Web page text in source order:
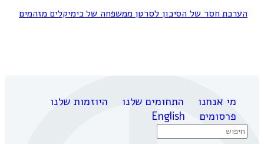
הערכת חסר של הסיכון לסרטן ממשפחה של כימיקלים מזהמים
מי אנחנו התחומים שלנו
היוזמות שלנו
פרסומים
English
Search